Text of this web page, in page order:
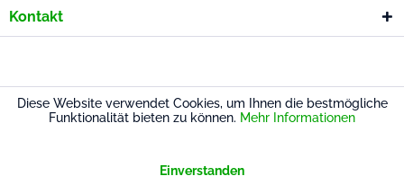
Kontakt
Diese Website verwendet Cookies, um Ihnen die bestmögliche
Funktionalität bieten zu können. Mehr Informationen
Einverstanden